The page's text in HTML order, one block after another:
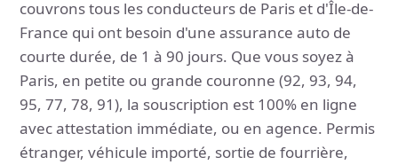
couvrons tous les conducteurs de Paris et d'Île-de-
France qui ont besoin d'une assurance auto de
courte durée, de 1 à 90 jours. Que vous soyez à
Paris, en petite ou grande couronne (92, 93, 94,
95, 77, 78, 91), la souscription est 100% en ligne
avec attestation immédiate, ou en agence. Permis
étranger, véhicule importé, sortie de fourrière,